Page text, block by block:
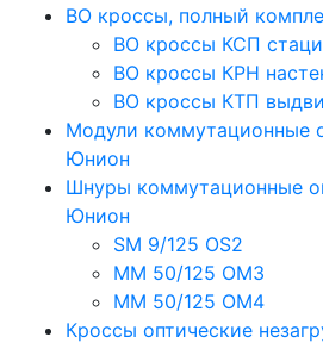
ВО кроссы, полный
ВО кроссы КСП
ВО кроссы КРН
ВО кроссы КТП
Модули коммутационные
Юнион
Шнуры коммутационные
Юнион
SM 9/125 OS2
MM 50/125 OM3
MM 50/125 OM4
Кроссы оптические